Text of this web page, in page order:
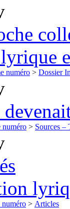
numéro > Dossier
numéro > Sources –
> Articles